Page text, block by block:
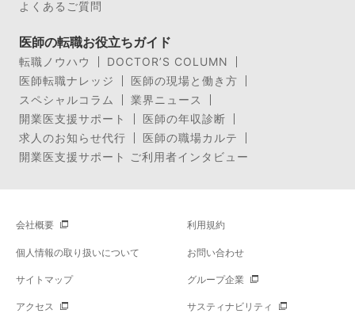
よくあるご質問
医師の転職お役立ちガイド
転職ノウハウ
DOCTOR’S COLUMN
医師転職ナレッジ
医師の現場と働き方
スペシャルコラム
業界ニュース
開業医支援サポート
医師の年収診断
求人のお知らせ代行
医師の職場カルテ
開業医支援サポート ご利用者インタビュー
会社概要 利用規約
個人情報の取り扱いについて お問い合わせ
サイトマップ グループ企業
アクセス サスティナビリティ